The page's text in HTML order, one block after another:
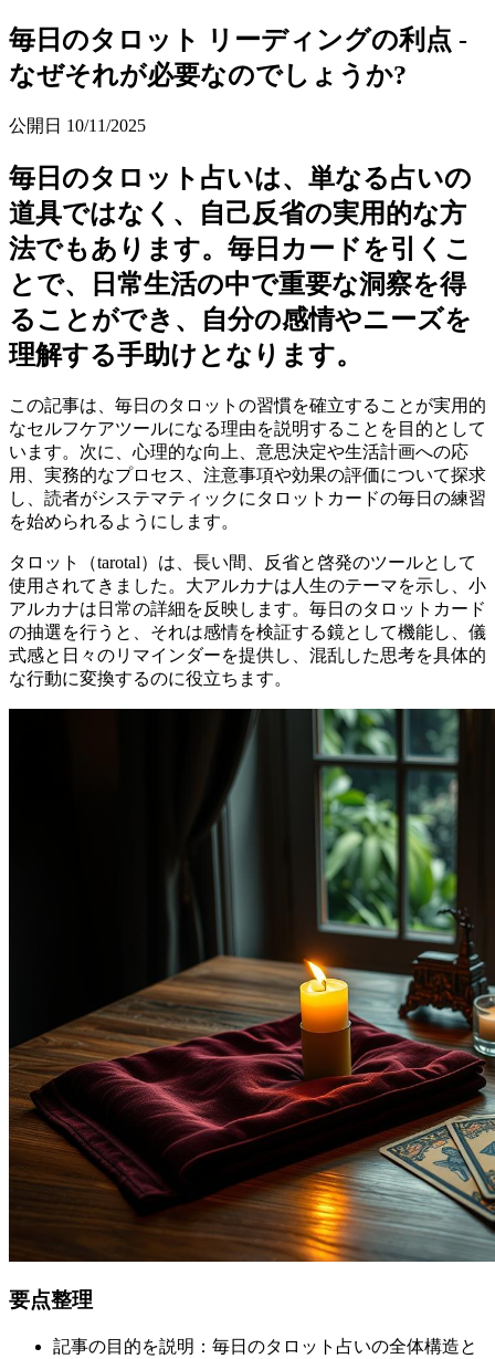
毎日のタロット リーディングの利点 -
なぜそれが必要なのでしょうか?
公開日 10/11/2025
毎日のタロット占いは、単なる占いの
道具ではなく、自己反省の実用的な方
法でもあります。毎日カードを引くこ
とで、日常生活の中で重要な洞察を得
ることができ、自分の感情やニーズを
理解する手助けとなります。
この記事は、毎日のタロットの習慣を確立することが実用的
なセルフケアツールになる理由を説明することを目的として
います。次に、心理的な向上、意思決定や生活計画への応
用、実務的なプロセス、注意事項や効果の評価について探求
し、読者がシステマティックにタロットカードの毎日の練習
を始められるようにします。
タロット（tarotal）は、長い間、反省と啓発のツールとして
使用されてきました。大アルカナは人生のテーマを示し、小
アルカナは日常の詳細を反映します。毎日のタロットカード
の抽選を行うと、それは感情を検証する鏡として機能し、儀
式感と日々のリマインダーを提供し、混乱した思考を具体的
な行動に変換するのに役立ちます。
要点整理
記事の目的を説明：毎日のタロット占いの全体構造と